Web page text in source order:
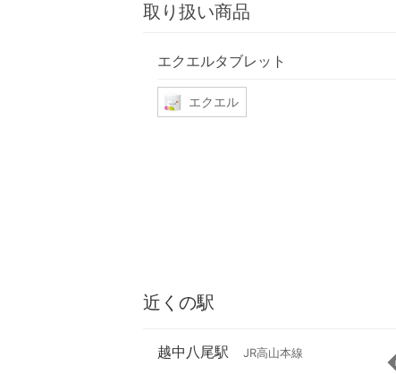
取り扱い商品
エクエルタブレット
エクエル
近くの駅
越中八尾駅 JR高山本線